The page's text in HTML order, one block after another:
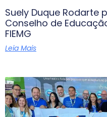
Suely Duque Rodarte
Conselho de
FIEMG
Leia Mais